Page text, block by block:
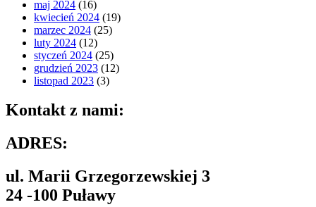
maj 2024 (16)
kwiecień 2024 (19)
marzec 2024 (25)
luty 2024 (12)
styczeń 2024 (25)
grudzień 2023 (12)
listopad 2023 (3)
Kontakt z nami:
ADRES:
ul. Marii Grzegorzewskiej 3
24 -100 Puławy